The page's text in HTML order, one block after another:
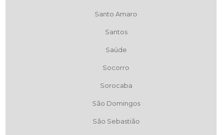
Santo Amaro
Santos
Saúde
Socorro
Sorocaba
São Domingos
São Sebastião